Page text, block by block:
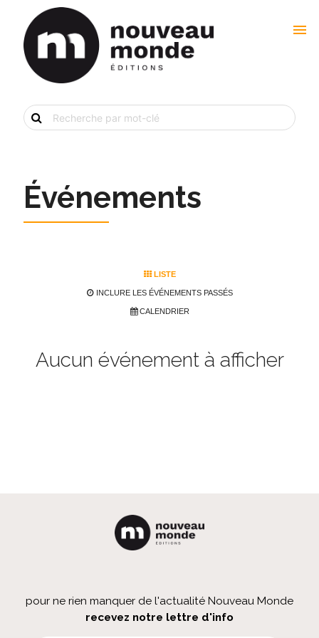
menu
Recherche
de
livre
Événements
LISTE
INCLURE LES ÉVÉNEMENTS PASSÉS
CALENDRIER
Aucun événement à afficher
pour ne rien manquer de l'actualité Nouveau Monde
recevez notre lettre d'info